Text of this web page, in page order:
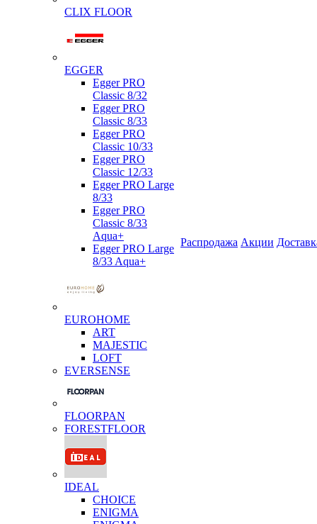
CLIX FLOOR
EGGER
Egger PRO
Classic 8/32
Egger PRO
Classic 8/33
Egger PRO
Classic 10/33
Egger PRO
Classic 12/33
Egger PRO Large
8/33
Egger PRO
Classic 8/33
Aqua+
Egger PRO Large
8/33 Aqua+
EUROHOME
ART
MAJESTIC
LOFT
EVERSENSE
FLOORPAN
FORESTFLOOR
IDEAL
CHOICE
ENIGMA
Распродажа Акции